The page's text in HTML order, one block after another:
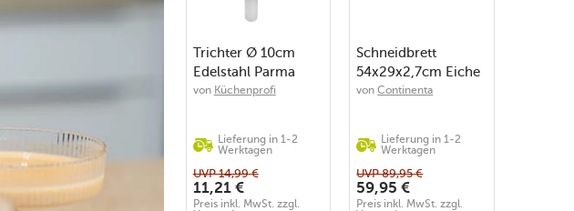
Trichter Ø 10cm
Edelstahl Parma
von Küchenprofi
Lieferung in 1-2
Werktagen
UVP14,99 €
11,21 €
Preis inkl. MwSt. zzgl.
Schneidbrett
54x29x2,7cm Eiche
vonContinenta
Lieferung in 1-2
Werktagen
UVP89,95 €
59,95 €
Preis inkl. MwSt. zzgl.